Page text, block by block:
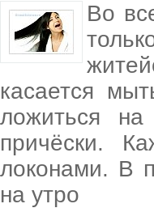
Во
касается
ложиться на
причёски.
локонами. В
на утро